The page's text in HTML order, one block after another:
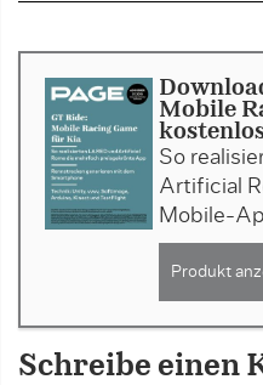
Mobile
So
Artificial
Mobile-
Produkt
Schreibe einen